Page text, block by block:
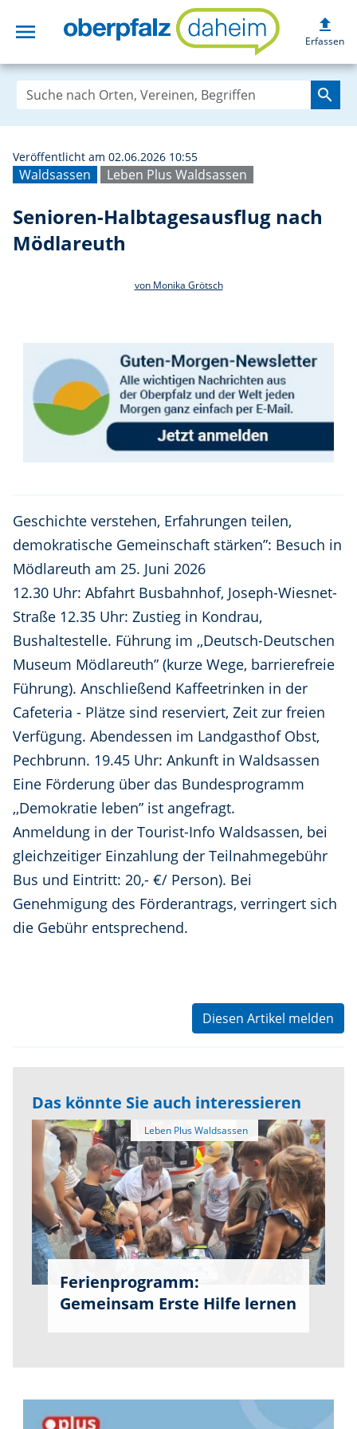
menu Senioren-
upload
Erfassen
search
Waldsassen Leben Plus Waldsassen
Veröffentlicht am 02.06.2026 10:55
Senioren-Halbtagesausflug nach
Mödlareuth
von Monika Grötsch
Geschichte verstehen, Erfahrungen teilen,
demokratische Gemeinschaft stärken”: Besuch in
Mödlareuth am 25. Juni 2026
12.30 Uhr: Abfahrt Busbahnhof, Joseph-Wiesnet-
Straße 12.35 Uhr: Zustieg in Kondrau,
Bushaltestelle. Führung im ,,Deutsch-Deutschen
Museum Mödlareuth” (kurze Wege, barrierefreie
Führung). Anschließend Kaffeetrinken in der
Cafeteria - Plätze sind reserviert, Zeit zur freien
Verfügung. Abendessen im Landgasthof Obst,
Pechbrunn. 19.45 Uhr: Ankunft in Waldsassen
Eine Förderung über das Bundesprogramm
,,Demokratie leben” ist angefragt.
Anmeldung in der Tourist-Info Waldsassen, bei
gleichzeitiger Einzahlung der Teilnahmegebühr
Bus und Eintritt: 20,- €/ Person). Bei
Genehmigung des Förderantrags, verringert sich
die Gebühr entsprechend.
Diesen Artikel melden
Das könnte Sie auch interessieren
Leben Plus Waldsassen
Ferienprogramm:
Gemeinsam Erste Hilfe lernen